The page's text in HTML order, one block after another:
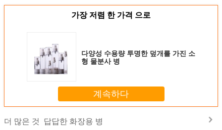
가장 저렴 한 가격 으로
다양성 수용량 투명한 덮개를 가진 소
형 물분사 병
계속하다
더 많은 것 답답한 화장용 병